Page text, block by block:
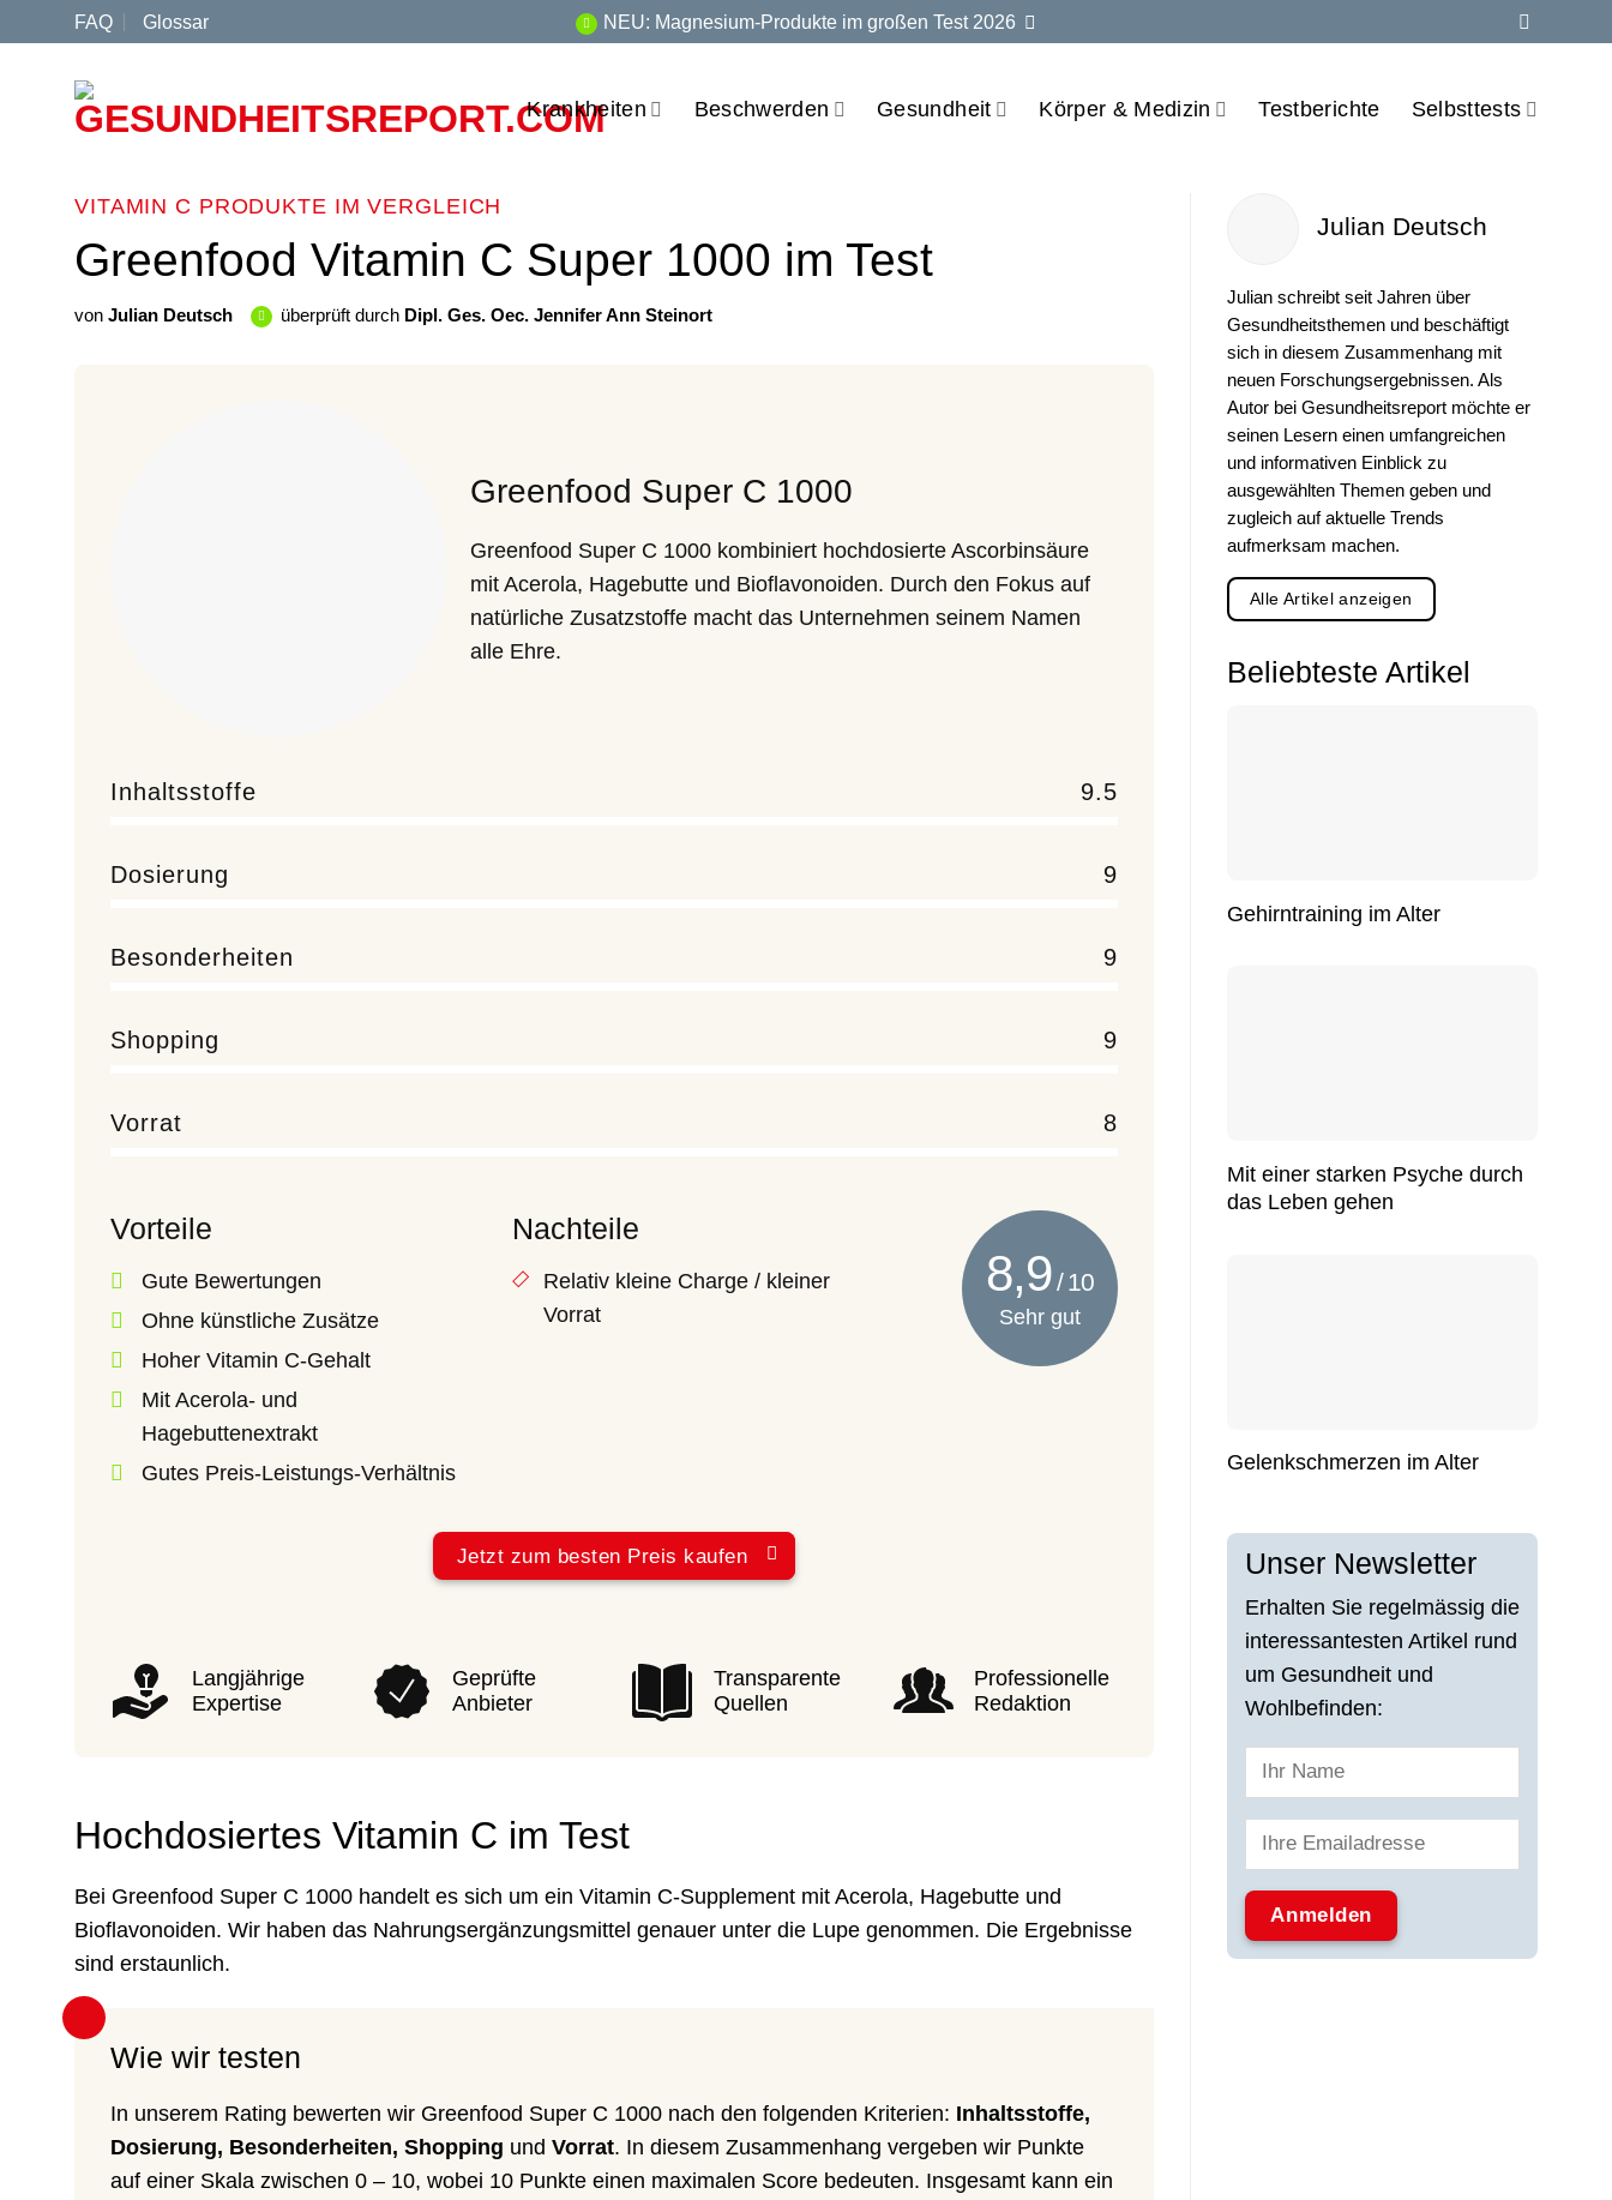
Inhalt
springen
FAQ Glossar NEU: Magnesium-Produkte im großen Test 2026
Krankheiten Beschwerden Gesundheit Körper & Medizin Testberichte Selbsttests
VITAMIN C PRODUKTE IM VERGLEICH
Greenfood Vitamin C Super 1000 im Test
von Julian Deutsch überprüft durch Dipl. Ges. Oec. Jennifer Ann Steinort
Greenfood Super C 1000
Greenfood Super C 1000 kombiniert hochdosierte Ascorbinsäure
mit Acerola, Hagebutte und Bioflavonoiden. Durch den Fokus auf
natürliche Zusatzstoffe macht das Unternehmen seinem Namen
alle Ehre.
Inhaltsstoffe 9.5
Dosierung 9
Besonderheiten 9
Shopping 9
Vorrat 8
Vorteile
Gute Bewertungen
Ohne künstliche Zusätze
Hoher Vitamin C-Gehalt
Mit Acerola- und
Hagebuttenextrakt
Gutes Preis-Leistungs-Verhältnis
Nachteile
Relativ kleine Charge / kleiner
Vorrat
8,9
Sehr gut
Jetzt zum besten Preis kaufen
Langjährige
Expertise
Geprüfte
Anbieter
Transparente
Quellen
Professionelle
Redaktion
Hochdosiertes Vitamin C im Test
Bei Greenfood Super C 1000 handelt es sich um ein Vitamin C-Supplement mit Acerola, Hagebutte und
Bioflavonoiden. Wir haben das Nahrungsergänzungsmittel genauer unter die Lupe genommen. Die Ergebnisse
sind erstaunlich.
Wie wir testen
In unserem Rating bewerten wir Greenfood Super C 1000 nach den folgenden Kriterien: Inhaltsstoffe,
Dosierung, Besonderheiten, Shopping und Vorrat. In diesem Zusammenhang vergeben wir Punkte
auf einer Skala zwischen 0 – 10, wobei 10 Punkte einen maximalen Score bedeuten. Insgesamt kann ein
Julian Deutsch
Julian schreibt seit Jahren über
Gesundheitsthemen und beschäftigt
sich in diesem Zusammenhang mit
neuen Forschungsergebnissen. Als
Autor bei Gesundheitsreport möchte er
seinen Lesern einen umfangreichen
und informativen Einblick zu
ausgewählten Themen geben und
zugleich auf aktuelle Trends
aufmerksam machen.
Alle Artikel anzeigen
Beliebteste Artikel
Gehirntraining im Alter
Mit einer starken Psyche durch
das Leben gehen
Gelenkschmerzen im Alter
Unser Newsletter
Erhalten Sie regelmässig die
interessantesten Artikel rund
um Gesundheit und
Wohlbefinden: